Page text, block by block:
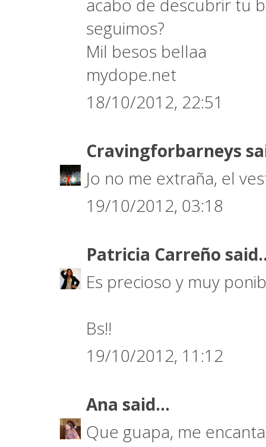
acabo de descubrir tu
seguimos?
Mil besos bellaa
mydope.net
18/10/2012, 22:51
Cravingforbarneys
Jo no me extraña, el
19/10/2012, 03:18
Patricia Carreño
Es precioso y muy
Bs!!
19/10/2012, 11:12
Ana said...
Que guapa, me